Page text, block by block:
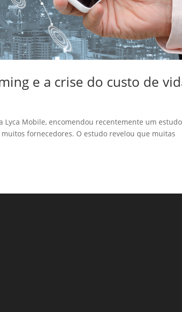
e a crise do custo de
Mobile, encomendou recentemente um estudo
fornecedores. O estudo revelou que muitas